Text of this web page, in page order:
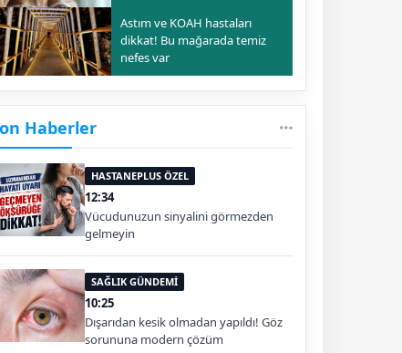
Astım ve KOAH hastaları
dikkat! Bu mağarada temiz
nefes var
Haberler
HASTANEPLUS ÖZEL
12:34
Vücudunuzun sinyalini görmezden
gelmeyin
SAĞLIK GÜNDEMİ
10:25
Dışarıdan kesik olmadan yapıldı! Göz
sorununa modern çözüm